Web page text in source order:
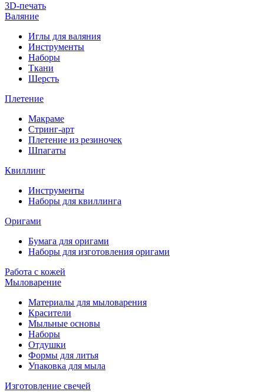
3D-печать
Валяние
Иглы для валяния
Инструменты
Наборы
Ткани
Шерсть
Плетение
Макраме
Стринг-арт
Плетение из резиночек
Шпагаты
Квиллинг
Инструменты
Наборы для квиллинга
Оригами
Бумага для оригами
Наборы для изготовления оригами
Работа с кожей
Мыловарение
Материалы для мыловарения
Красители
Мыльные основы
Наборы
Отдушки
Формы для литья
Упаковка для мыла
Изготовление свечей